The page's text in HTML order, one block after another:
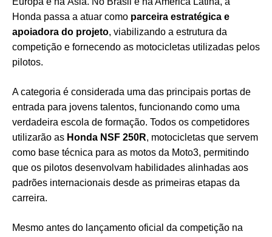
Honda passa a atuar como parceira estratégica e
apoiadora do projeto, viabilizando a estrutura da
competição e fornecendo as motocicletas utilizadas pelos
pilotos.
A categoria é considerada uma das principais portas de
entrada para jovens talentos, funcionando como uma
verdadeira escola de formação. Todos os competidores
utilizarão as Honda NSF 250R, motocicletas que servem
como base técnica para as motos da Moto3, permitindo
que os pilotos desenvolvam habilidades alinhadas aos
padrões internacionais desde as primeiras etapas da
carreira.
Mesmo antes do lançamento oficial da competição na